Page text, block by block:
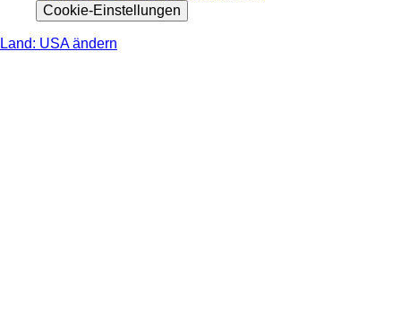
Cookie-Einstellungen
Land: USA ändern